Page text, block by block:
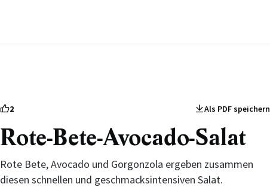
2 Als PDF speichern
Rote-Bete-Avocado-Salat
Rote Bete, Avocado und Gorgonzola ergeben zusammen
diesen schnellen und geschmacksintensiven Salat.